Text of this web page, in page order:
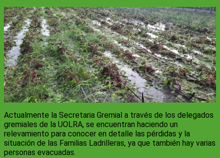
Actualmente la Secretaria Gremial a través de los delegados
gremiales de la UOLRA, se encuentran haciendo un
relevamiento para conocer en detalle las pérdidas y la
situación de las Familias Ladrilleras, ya que también hay varias
personas evacuadas.